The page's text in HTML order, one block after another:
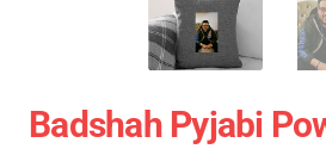
Badshah Pyjabi